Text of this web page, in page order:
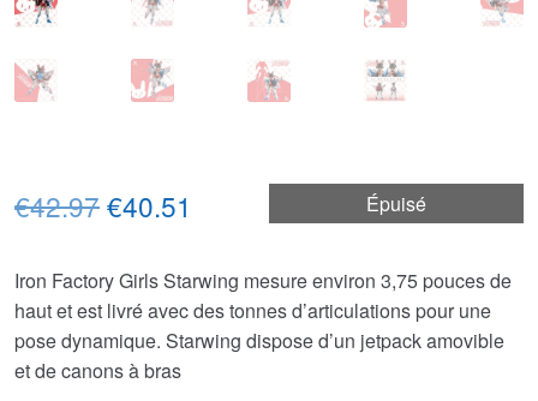
Épuisé
€42.97Le
initial
était :
€42.97.
€40.51
actuel
est :
Iron Factory Girls Starwing mesure environ 3,75 pouces de
haut et est livré avec des tonnes d’articulations pour une
pose dynamique. Starwing dispose d’un jetpack amovible
et de canons à bras